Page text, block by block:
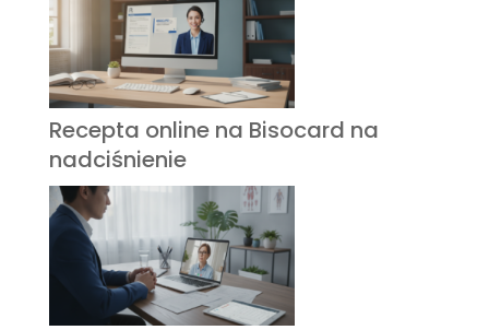
Recepta online na Bisocard na
nadciśnienie